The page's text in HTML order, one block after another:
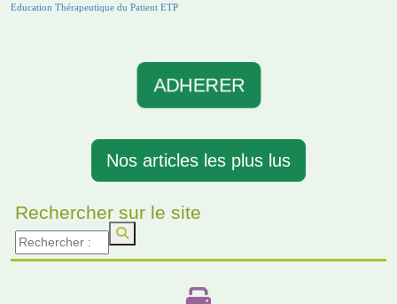
Education Thérapeutique du Patient ETP
ADHERER
Nos articles les plus lus
Rechercher sur le site